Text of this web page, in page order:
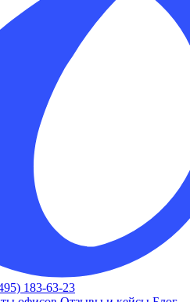
183-63-23